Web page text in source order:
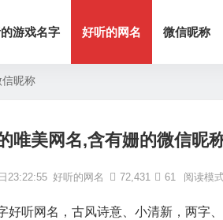
游戏名字 好听的网名 微信昵称
昵称
唯美网名,含有姗的微信昵
23:22:55 好听的网名 72,431 61 阅读模
好听网名，古风诗意、小清新，两字、